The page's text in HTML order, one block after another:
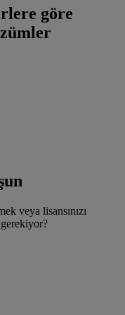
göre
veya lisansınızı